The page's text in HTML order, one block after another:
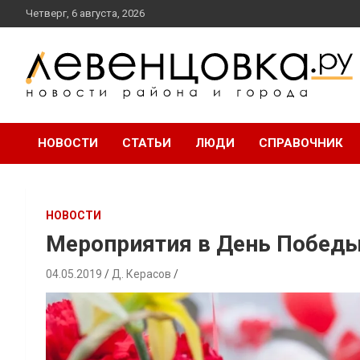
перейти
к
Четверг, 6 августа, 2026
Левенцовка Ру
НОВОСТИ СТАТЬИ ЛЮДИ СПРАВОЧНИК
НОВОСТИ
Мероприятия в День
04.05.2019 Д. Керасов